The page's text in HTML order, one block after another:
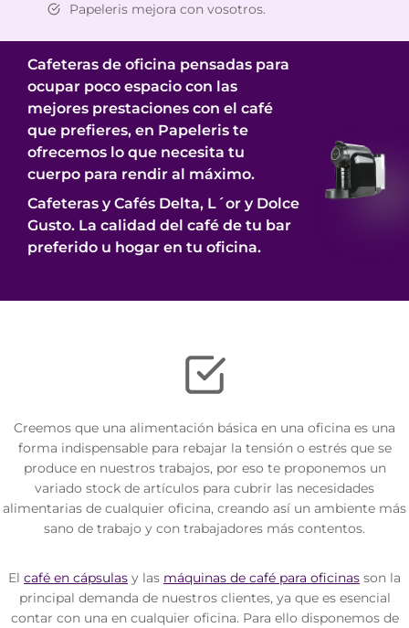
Papeleris mejora con vosotros.
Cafeteras de oficina pensadas para
ocupar poco espacio con las
mejores prestaciones con el café
que prefieres, en Papeleris te
ofrecemos lo que necesita tu
cuerpo para rendir al máximo.
Cafeteras y Cafés Delta, L´or y Dolce
Gusto. La calidad del café de tu bar
preferido u hogar en tu oficina.
Creemos que una alimentación básica en una oficina es una
forma indispensable para rebajar la tensión o estrés que se
produce en nuestros trabajos, por eso te proponemos un
variado stock de artículos para cubrir las necesidades
alimentarias de cualquier oficina, creando así un ambiente más
sano de trabajo y con trabajadores más contentos.
El café en cápsulas y las máquinas de café para oficinas son la
principal demanda de nuestros clientes, ya que es esencial
contar con una en cualquier oficina. Para ello disponemos de